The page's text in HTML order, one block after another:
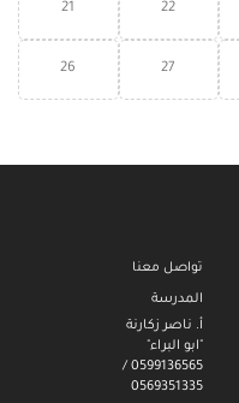
21 22
26 27
تواصل معنا
المدرسة
أ. ناصر زكارنة
"ابو البراء"
0599136565 /
0569351335